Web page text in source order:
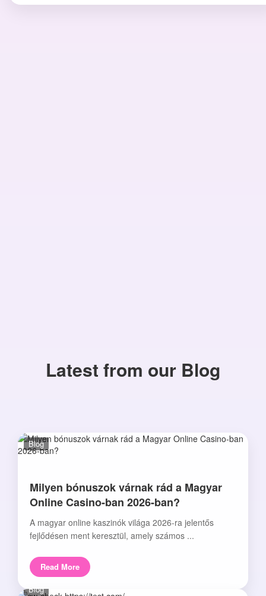
Latest from our Blog
Blog
Milyen bónuszok várnak rád a Magyar
Online Casino-ban 2026-ban?
A magyar online kaszinók világa 2026-ra jelentős
fejlődésen ment keresztül, amely számos ...
Read More
Blog